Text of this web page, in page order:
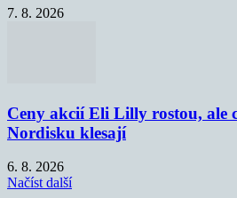
7. 8. 2026
Ceny akcií Eli Lilly rostou, ale
Nordisku klesají
6. 8. 2026
Načíst další